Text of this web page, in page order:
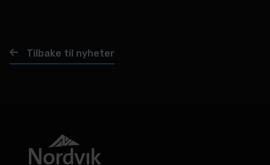
Tilbake til nyheter